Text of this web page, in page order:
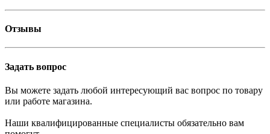
Отзывы
Задать вопрос
Вы можете задать любой интересующий вас вопрос по товару
или работе магазина.
Наши квалифицированные специалисты обязательно вам